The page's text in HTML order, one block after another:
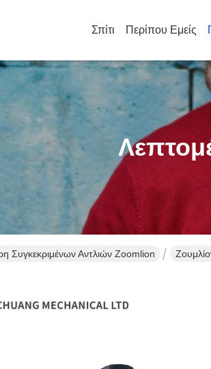
Σπίτι Περίπου Εμείς
Συγκεκριμένων Αντλιών Zoomlion